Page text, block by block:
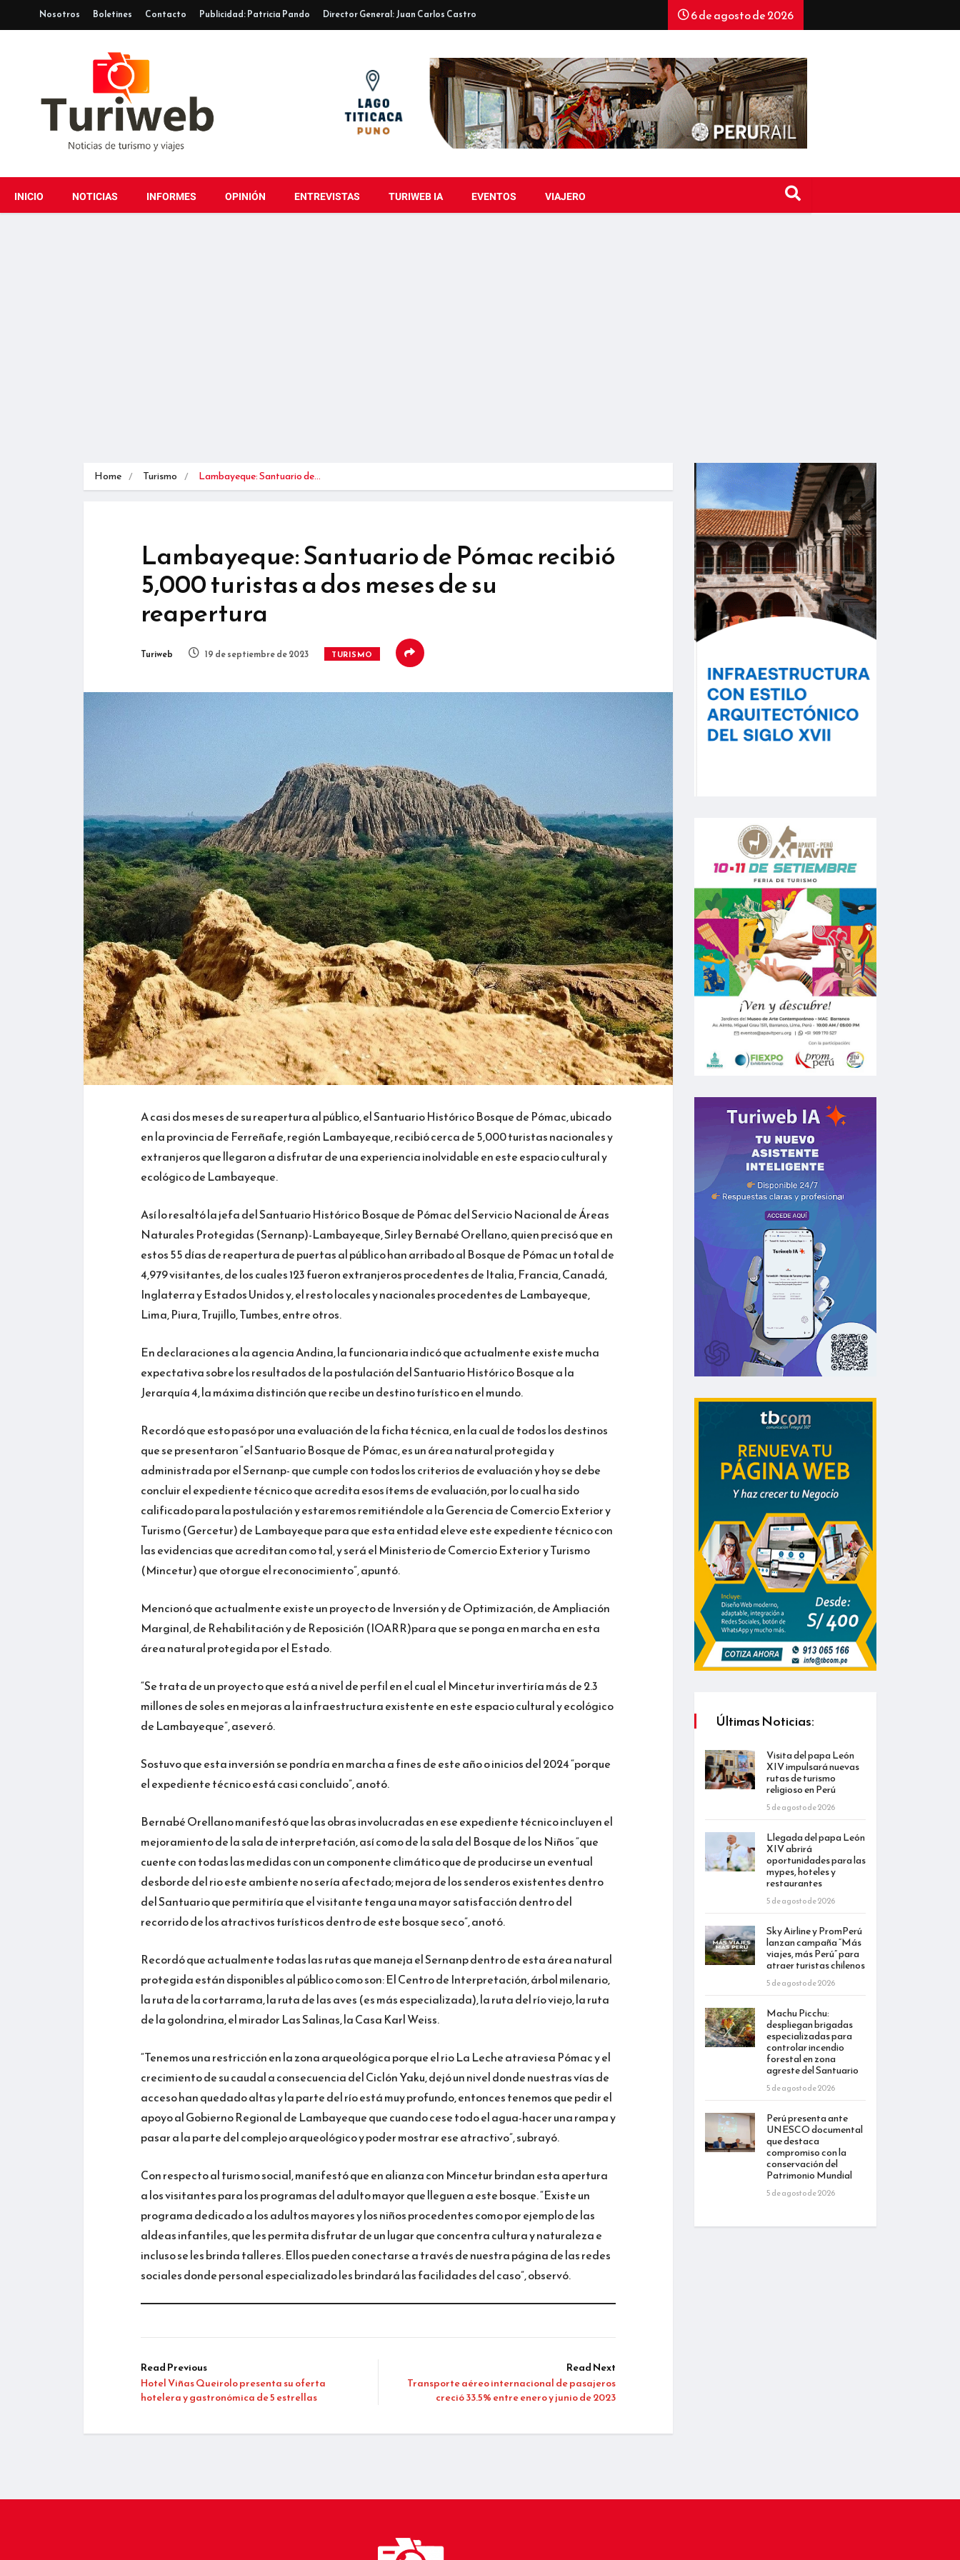
Nosotros Boletines Contacto Publicidad: Patricia Pando Director General: Juan Carlos Castro 6 de agosto de 2026
INICIO NOTICIAS INFORMES OPINIÓN ENTREVISTAS TURIWEB IA EVENTOS VIAJERO
Home Turismo Lambayeque: Santuario de…
Lambayeque: Santuario de Pómac recibió
5,000 turistas a dos meses de su
reapertura
Turiweb 19 de septiembre de 2023 TURISMO
A casi dos meses de su reapertura al público, el Santuario Histórico Bosque de Pómac, ubicado
en la provincia de Ferreñafe, región Lambayeque, recibió cerca de 5,000 turistas nacionales y
extranjeros que llegaron a disfrutar de una experiencia inolvidable en este espacio cultural y
ecológico de Lambayeque.
Así lo resaltó la jefa del Santuario Histórico Bosque de Pómac del Servicio Nacional de Áreas
Naturales Protegidas (Sernanp)-Lambayeque, Sirley Bernabé Orellano, quien precisó que en
estos 55 días de reapertura de puertas al público han arribado al Bosque de Pómac un total de
4,979 visitantes, de los cuales 123 fueron extranjeros procedentes de Italia, Francia, Canadá,
Inglaterra y Estados Unidos y, el resto locales y nacionales procedentes de Lambayeque,
Lima, Piura, Trujillo, Tumbes, entre otros.
En declaraciones a la agencia Andina, la funcionaria indicó que actualmente existe mucha
expectativa sobre los resultados de la postulación del Santuario Histórico Bosque a la
Jerarquía 4, la máxima distinción que recibe un destino turístico en el mundo.
Recordó que esto pasó por una evaluación de la ficha técnica, en la cual de todos los destinos
que se presentaron “el Santuario Bosque de Pómac, es un área natural protegida y
administrada por el Sernanp- que cumple con todos los criterios de evaluación y hoy se debe
concluir el expediente técnico que acredita esos ítems de evaluación, por lo cual ha sido
calificado para la postulación y estaremos remitiéndole a la Gerencia de Comercio Exterior y
Turismo (Gercetur) de Lambayeque para que esta entidad eleve este expediente técnico con
las evidencias que acreditan como tal, y será el Ministerio de Comercio Exterior y Turismo
(Mincetur) que otorgue el reconocimiento”, apuntó.
Mencionó que actualmente existe un proyecto de Inversión y de Optimización, de Ampliación
Marginal, de Rehabilitación y de Reposición (IOARR)para que se ponga en marcha en esta
área natural protegida por el Estado.
“Se trata de un proyecto que está a nivel de perfil en el cual el Mincetur invertiría más de 2.3
millones de soles en mejoras a la infraestructura existente en este espacio cultural y ecológico
de Lambayeque”, aseveró.
Sostuvo que esta inversión se pondría en marcha a fines de este año o inicios del 2024 “porque
el expediente técnico está casi concluido”, anotó.
Bernabé Orellano manifestó que las obras involucradas en ese expediente técnico incluyen el
mejoramiento de la sala de interpretación, así como de la sala del Bosque de los Niños “que
cuente con todas las medidas con un componente climático que de producirse un eventual
desborde del rio este ambiente no sería afectado; mejora de los senderos existentes dentro
del Santuario que permitiría que el visitante tenga una mayor satisfacción dentro del
recorrido de los atractivos turísticos dentro de este bosque seco”, anotó.
Recordó que actualmente todas las rutas que maneja el Sernanp dentro de esta área natural
protegida están disponibles al público como son: El Centro de Interpretación, árbol milenario,
la ruta de la cortarrama, la ruta de las aves (es más especializada), la ruta del río viejo, la ruta
de la golondrina, el mirador Las Salinas, la Casa Karl Weiss.
“Tenemos una restricción en la zona arqueológica porque el rio La Leche atraviesa Pómac y el
crecimiento de su caudal a consecuencia del Ciclón Yaku, dejó un nivel donde nuestras vías de
acceso han quedado altas y la parte del río está muy profundo, entonces tenemos que pedir el
apoyo al Gobierno Regional de Lambayeque que cuando cese todo el agua-hacer una rampa y
pasar a la parte del complejo arqueológico y poder mostrar ese atractivo”, subrayó.
Con respecto al turismo social, manifestó que en alianza con Mincetur brindan esta apertura
a los visitantes para los programas del adulto mayor que lleguen a este bosque. “Existe un
programa dedicado a los adultos mayores y los niños procedentes como por ejemplo de las
aldeas infantiles, que les permita disfrutar de un lugar que concentra cultura y naturaleza e
incluso se les brinda talleres. Ellos pueden conectarse a través de nuestra página de las redes
sociales donde personal especializado les brindará las facilidades del caso”, observó.
Read Previous
Hotel Viñas Queirolo presenta su oferta
hotelera y gastronómica de 5 estrellas
Read Next
Transporte aéreo internacional de pasajeros
creció 33.5% entre enero y junio de 2023
Últimas Noticias:
Visita del papa León
XIV impulsará nuevas
rutas de turismo
religioso en Perú
5 de agosto de 2026
Llegada del papa León
XIV abrirá
oportunidades para las
mypes, hoteles y
restaurantes
5 de agosto de 2026
Sky Airline y PromPerú
lanzan campaña “Más
viajes, más Perú” para
atraer turistas chilenos
5 de agosto de 2026
Machu Picchu:
despliegan brigadas
especializadas para
controlar incendio
forestal en zona
agreste del Santuario
5 de agosto de 2026
Perú presenta ante
UNESCO documental
que destaca
compromiso con la
conservación del
Patrimonio Mundial
5 de agosto de 2026